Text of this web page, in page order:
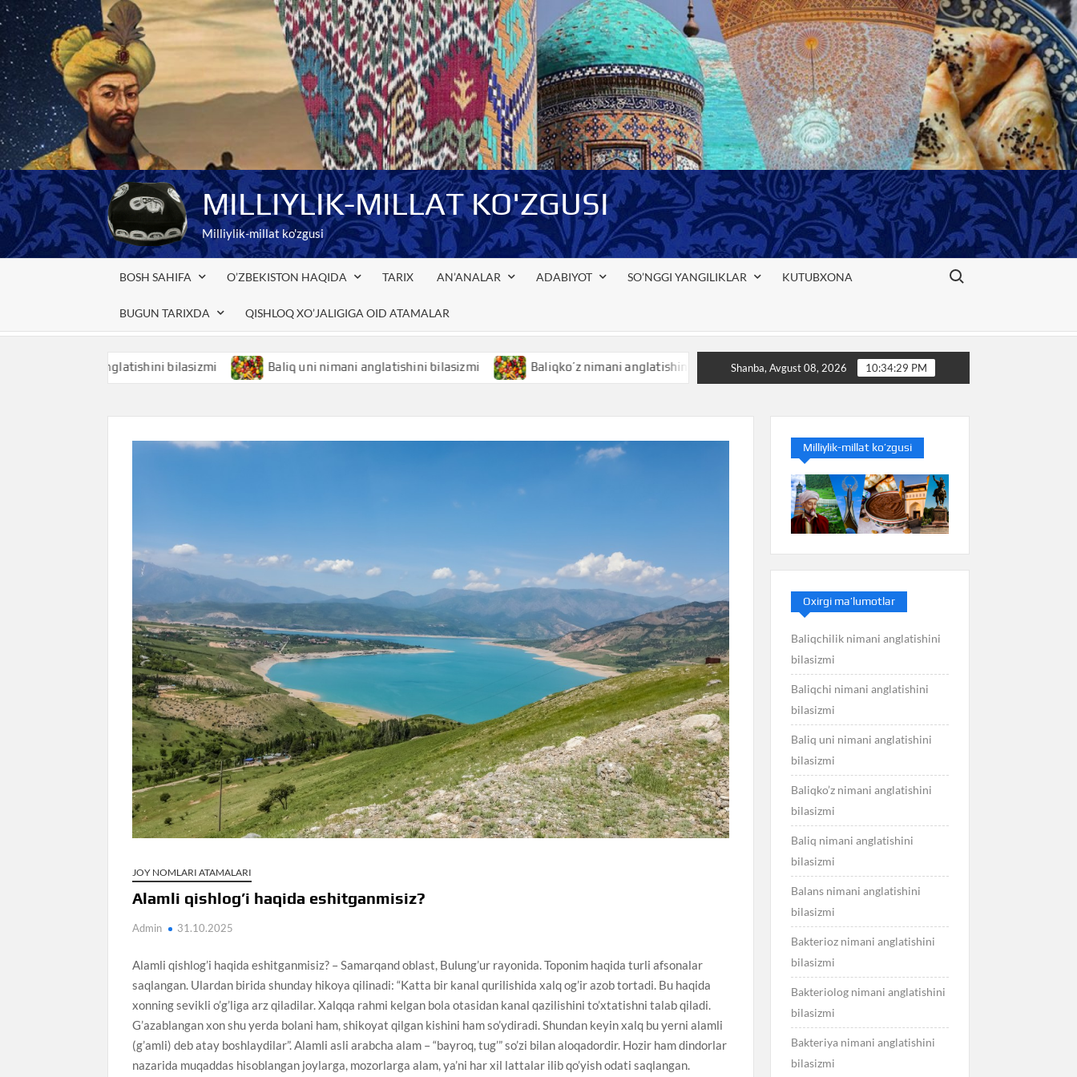
Skip
to
content
MILLIYLIK-MILLAT KO'ZGUSI
Milliylik-millat ko'zgusi
BOSH SAHIFA O’ZBEKISTON HAQIDA TARIX AN’ANALAR ADABIYOT SO’NGGI YANGILIKLAR KUTUBXONA
BUGUN TARIXDA QISHLOQ XO’JALIGIGA OID ATAMALAR
Search for:
anglatishini bilasizmi Baliq uni nimani anglatishini bilasizmi Baliqko’z nimani anglatishini bilasizmi Baliq nimani anglatishini bilasizmi
Shanba, Avgust 08, 2026 10:34:30 PM
JOY NOMLARI ATAMALARI
Alamli qishlog’i haqida eshitganmisiz?
Admin 31.10.2025
Alamli qishlog’i haqida eshitganmisiz? – Samarqand oblast, Bulung’ur rayonida. Toponim haqida turli afsonalar
saqlangan. Ulardan birida shunday hikoya qilinadi: “Katta bir kanal qurilishida xalq og’ir azob tortadi. Bu haqida
xonning sevikli o’g’liga arz qiladilar. Xalqqa rahmi kelgan bola otasidan kanal qazilishini to’xtatishni talab qiladi.
G’azablangan xon shu yerda bolani ham, shikoyat qilgan kishini ham so’ydiradi. Shundan keyin xalq bu yerni alamli
(g’amli) deb atay boshlaydilar”. Alamli asli arabcha alam – “bayroq, tug’” so’zi bilan aloqadordir. Hozir ham dindorlar
nazarida muqaddas hisoblangan joylarga, mozorlarga alam, ya’ni har xil lattalar ilib qo’yish odati saqlangan.
Milliylik-millat ko’zgusi
Oxirgi ma’lumotlar
Baliqchilik nimani anglatishini
bilasizmi
Baliqchi nimani anglatishini
bilasizmi
Baliq uni nimani anglatishini
bilasizmi
Baliqko’z nimani anglatishini
bilasizmi
Baliq nimani anglatishini
bilasizmi
Balans nimani anglatishini
bilasizmi
Bakterioz nimani anglatishini
bilasizmi
Bakteriolog nimani anglatishini
bilasizmi
Bakteriya nimani anglatishini
bilasizmi